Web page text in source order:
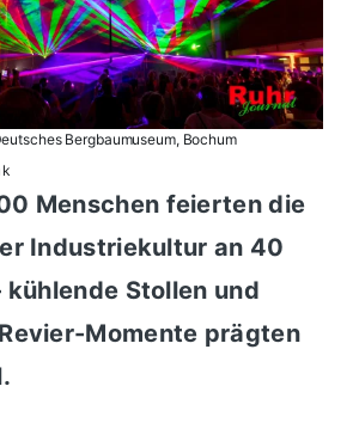
Bergbaumuseum, Bochum
Menschen feierten die
Industriekultur an 40
kühlende Stollen und
Momente prägten